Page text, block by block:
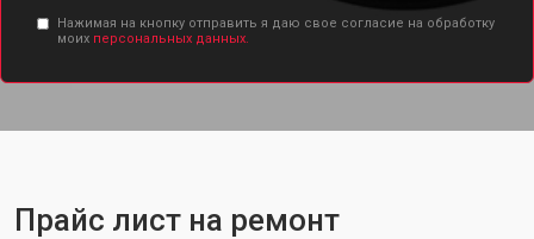
Нажимая на кнопку отправить я даю свое согласие на обработку
моих персональных данных.
Прайс лист на ремонт